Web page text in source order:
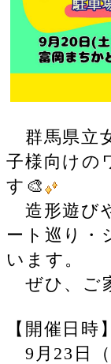
群馬県立
子様向けの
す🎨
造形遊び
ート巡り・
います。
ぜひ、ご
【開催日時】
9月23日（